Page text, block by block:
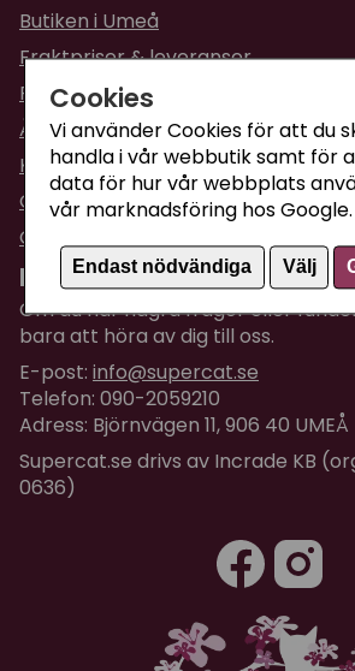
Cookies
Vi använder Cookies för att du
handla i vår webbutik samt för
data för hur vår webbplats
vår marknadsföring hos Google.
Endast nödvändiga Välj
Butiken i Umeå
Fraktpriser & leveranser
Returinformation
Ångra din order
Köpvillkor
Om företaget / Kontakta oss
Om Cookies
Kundtjänst
Om du har några frågor eller
bara att höra av dig till oss.
E-post: info@supercat.se
Telefon: 090-2059210
Adress: Björnvägen 11, 906 40 UMEÅ
Supercat.se drivs av Incrade KB
0636)